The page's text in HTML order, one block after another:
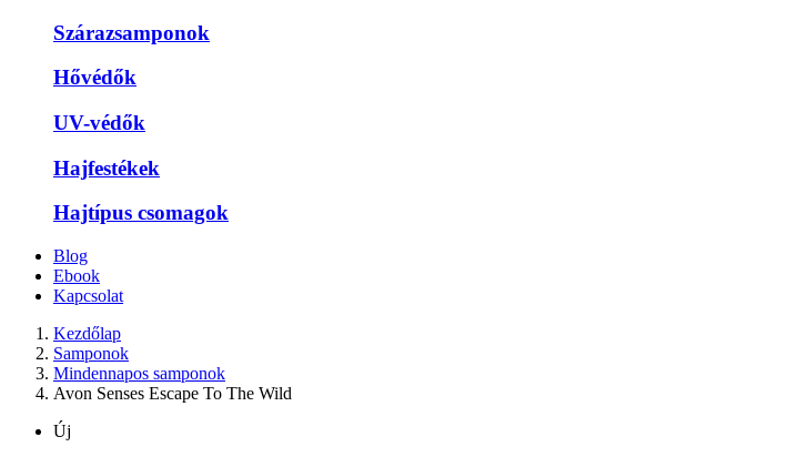
Szárazsamponok
Hővédők
UV-védők
Hajfestékek
Hajtípus csomagok
Blog
Ebook
Kapcsolat
Kezdőlap
Samponok
Mindennapos samponok
Avon Senses Escape To The Wild
Új